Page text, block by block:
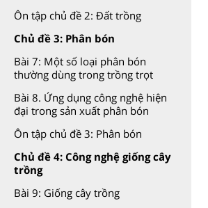
Ôn tập chủ đề 2: Đất trồng
Chủ đề 3: Phân bón
Bài 7: Một số loại phân bón
thường dùng trong trồng trọt
Bài 8. Ứng dụng công nghệ hiện
đại trong sản xuất phân bón
Ôn tập chủ đề 3: Phân bón
Chủ đề 4: Công nghệ giống cây
trồng
Bài 9: Giống cây trồng